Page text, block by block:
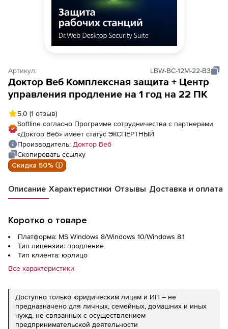
Артикул: LBW-BC-12M-22-B3
Доктор Веб Комплексная защита + Центр
управления продление на 1 год на 22 ПК
5,0 (1 отзыв)
Softline согласно Программе сотрудничества с партнерами
«Доктор Веб» имеет статус ЭКСПЕРТНЫЙ
Производитель: Доктор Веб
Скопировать ссылку
Скидка 50% ⓘ
Описание Характеристики Отзывы Доставка и оплата
Коротко о товаре
Платформа: MS Windows 8/Windows 10/Windows 8.1
Тип лицензии: продление
Тип клиента: юрлицо
Все характеристики
Доступно только юридическим лицам и ИП – не
предназначено для личных, семейных, домашних и иных
нужд, не связанных с осуществлением
предпринимательской деятельности